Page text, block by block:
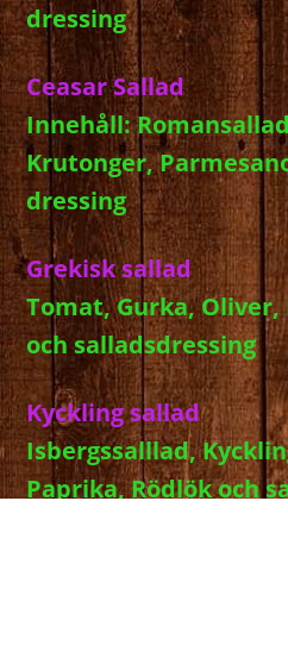
dressing
Ceasar Sallad
Innehåll:
Krutonger,
dressing
Grekisk sallad
Tomat, Gurka, Oliver,
och salladsdressing
Kyckling sallad
Isbergssalllad,
Paprika, Rödlök och